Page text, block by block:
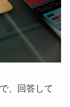
、回答して